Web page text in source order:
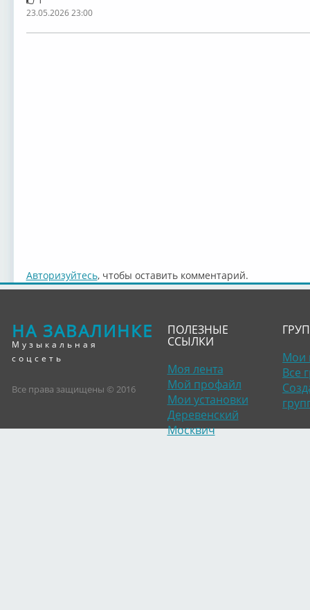
23.05.2026 23:00
Авторизуйтесь, чтобы оставить комментарий.
НА ЗАВАЛИНКЕ
Музыкальная
соцсеть
Все права защищены © 2016
ПОЛЕЗНЫЕ
ССЫЛКИ
Моя лента
Мой профайл
Мои установки
Деревенский
Москвич
Мои
Все